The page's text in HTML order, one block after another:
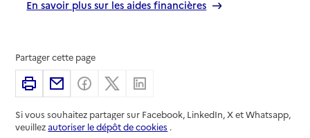
En savoir plus sur les aides financières
Partager cette page
ImprimerPartager par email
Partager sur Facebook
Partager sur X
Si vous souhaitez partager sur Facebook, LinkedIn, X et Whatsapp,
veuillezautoriser le dépôt de cookies .